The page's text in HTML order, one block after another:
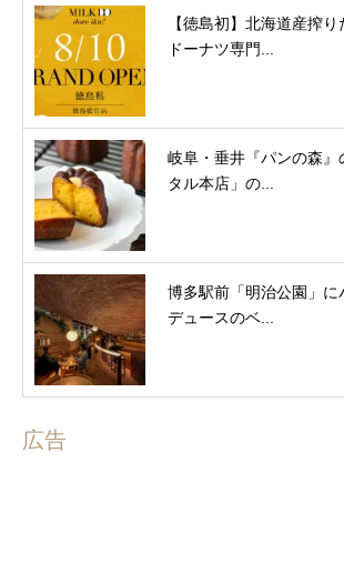
【徳島初】北海道産搾
ドーナツ専門...
岐阜・垂井『パンの森』
タル本店」の...
博多駅前「明治公園」に
デュースのベ...
広告